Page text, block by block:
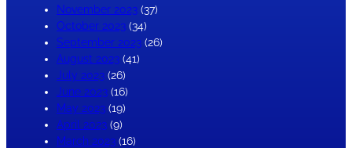
November 2023 (37)
October 2023 (34)
September 2023 (26)
August 2023 (41)
July 2023 (26)
June 2023 (16)
May 2023 (19)
April 2023 (9)
March 2023 (16)